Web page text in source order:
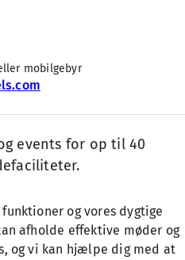
mobilgebyr
events for op til 40
og vores dygtige
afholde effektive møder og
og vi kan hjælpe dig med at